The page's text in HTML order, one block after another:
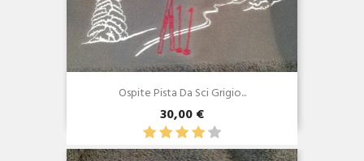
Ospite Pista Da Sci Grigio...
30,00 €
Anteprima